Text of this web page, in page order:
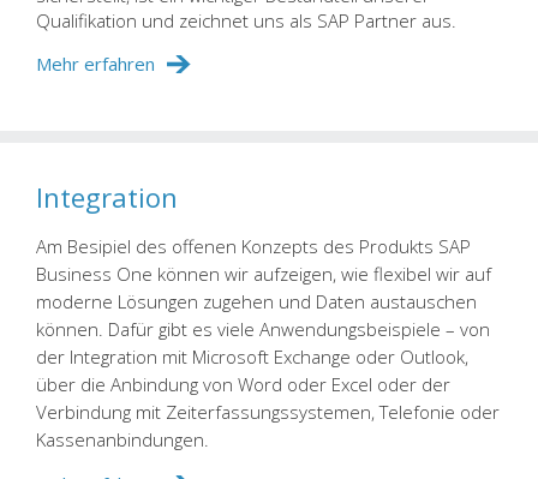
Qualifikation und zeichnet uns als SAP Partner aus.
Mehr erfahren
Integration
Am Besipiel des offenen Konzepts des Produkts SAP
Business One können wir aufzeigen, wie flexibel wir auf
moderne Lösungen zugehen und Daten austauschen
können. Dafür gibt es viele Anwendungsbeispiele – von
der Integration mit Microsoft Exchange oder Outlook,
über die Anbindung von Word oder Excel oder der
Verbindung mit Zeiterfassungssystemen, Telefonie oder
Kassenanbindungen.